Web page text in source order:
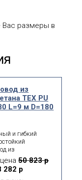
Вас размеры в
из
ТЕХ PU
L=9 м D=180
и гибкий
из
с каркасом
50 823 р
282 р